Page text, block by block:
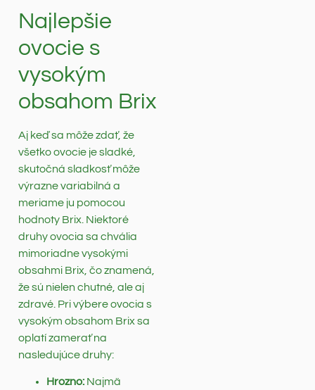
Najlepšie
ovocie s
vysokým
obsahom Brix
Aj keď sa môže zdať, že
všetko ovocie je sladké,
skutočná sladkosť môže
výrazne variabilná a
meriame ju pomocou
hodnoty Brix. Niektoré
druhy ovocia sa chvália
mimoriadne vysokými
obsahmi Brix, čo znamená,
že sú nielen chutné, ale aj
zdravé. Pri výbere ovocia s
vysokým obsahom Brix sa
oplatí zamerať na
nasledujúce druhy:
Hrozno: Najmä